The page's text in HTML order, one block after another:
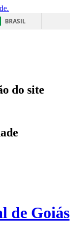
BRASIL
do site
de Goiás